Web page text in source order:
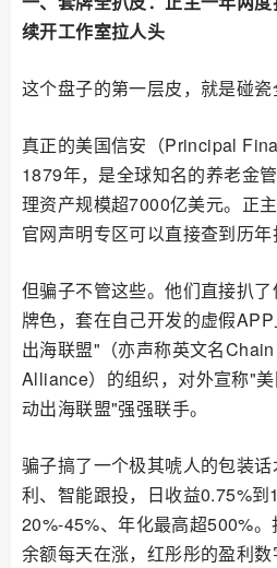
续开工作室拉人头
这个盘子的第一层皮，就是碰瓷
真正的美国信安（Principal
1879年，是全球知名的养老金
理资产规模超7000亿美元。正
官网声明专区可以直接查到历年
但骗子不管这些。他们直接扒
牌色，套在自己开发的虚假
出海联盟"（亦声称英文名
Alliance）的组织，对外宣称"
动出海联盟"强强联手。
骗子搞了一个极其唬人的包装
利、智能跟投，日收益0.75%到
20%-45%、年化最高超500%
余额每天在涨，红彤彤的盈利